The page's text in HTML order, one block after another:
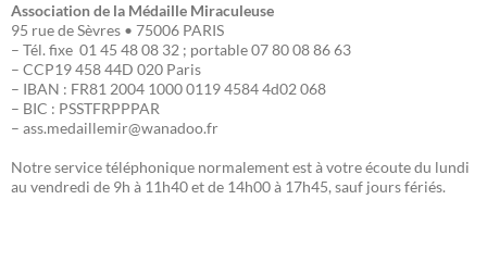
Association de la Médaille Miraculeuse
95 rue de Sèvres • 75006 PARIS
– Tél. fixe 01 45 48 08 32 ; portable 07 80 08 86 63
– CCP19 458 44D 020 Paris
– IBAN : FR81 2004 1000 0119 4584 4d02 068
– BIC : PSSTFRPPPAR
– ass.medaillemir@wanadoo.fr
Notre service téléphonique normalement est à votre écoute du lundi
au vendredi de 9h à 11h40 et de 14h00 à 17h45, sauf jours fériés.